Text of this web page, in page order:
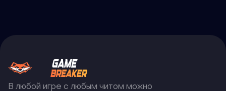
В любой игре с любым читом можно